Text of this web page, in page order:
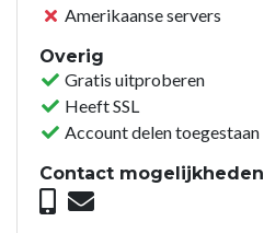
Amerikaanse servers
Overig
Gratis uitproberen
Heeft SSL
Account delen toegestaan
Contact mogelijkheden